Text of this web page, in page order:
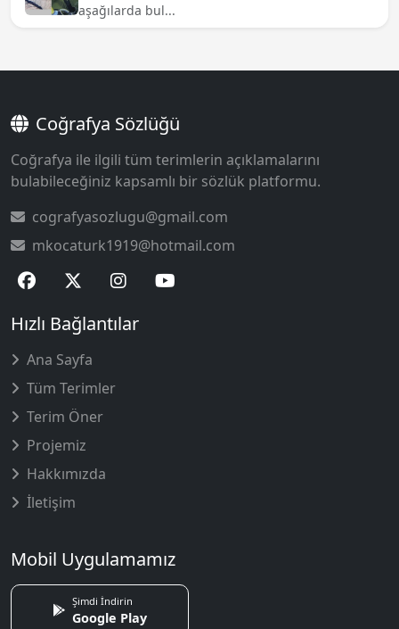
aşağılarda bul...
Coğrafya Sözlüğü
Coğrafya ile ilgili tüm terimlerin açıklamalarını
bulabileceğiniz kapsamlı bir sözlük platformu.
cografyasozlugu@gmail.com
mkocaturk1919@hotmail.com
Hızlı Bağlantılar
Ana Sayfa
Tüm Terimler
Terim Öner
Projemiz
Hakkımızda
İletişim
Mobil Uygulamamız
Şimdi İndirin
Google Play